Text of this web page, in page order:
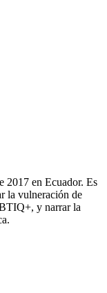
2017 en Ecuador. Es
la vulneración de
y narrar la